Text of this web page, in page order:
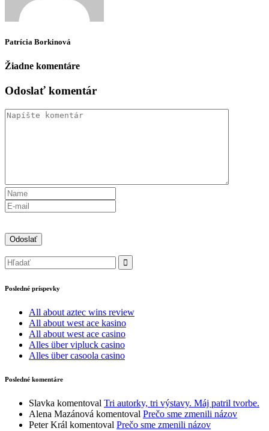
Patrícia Borkinová
Žiadne komentáre
Odoslať komentár
Posledné príspevky
All about aztec wins review
All about west ace kasino
All about west ace casino
Alles über vipluck casino
Alles über casoola casino
Posledné komentáre
Slavka komentoval Tri autorky, tri výstavy. Máj patril tvorbe.
Alena Mazánová komentoval Prečo sme zmenili názov
Peter Král komentoval Prečo sme zmenili názov